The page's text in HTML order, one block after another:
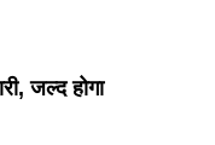
जल्द होगा